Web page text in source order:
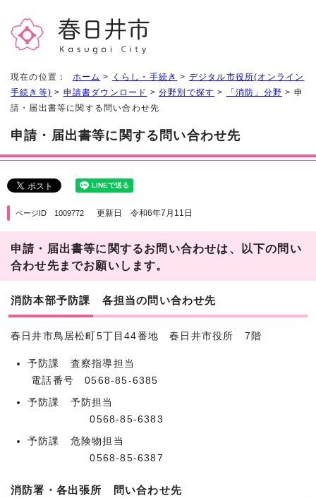
現在の位置： ホーム > くらし・手続き > デジタル市役所(オンライン
手続き等) > 申請書ダウンロード >分野別で探す > 「消防」分野 > 申
請・届出書等に関する問い合わせ先
申請・届出書等に関する問い合わせ先
ページID 1009772 更新日 令和6年7月11日
申請・届出書等に関するお問い合わせは、以下の問い
合わせ先までお願いします。
消防本部予防課 各担当の問い合わせ先
春日井市鳥居松町5丁目44番地 春日井市役所 7階
予防課 査察指導担当
電話番号 0568‐85‐6385
予防課 予防担当
0568‐85‐6383
予防課 危険物担当
0568‐85‐6387
消防署・各出張所 問い合わせ先